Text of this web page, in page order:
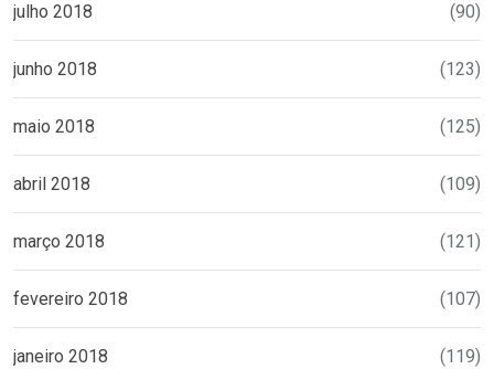
julho 2018 (90)
junho 2018 (123)
maio 2018 (125)
abril 2018 (109)
março 2018 (121)
fevereiro 2018 (107)
janeiro 2018 (119)